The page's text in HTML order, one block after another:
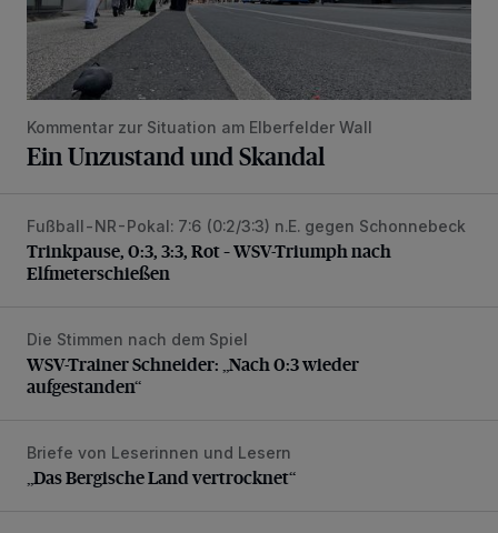
Kommentar zur Situation am Elberfelder Wall
Ein Unzustand und Skandal
Trinkpause, 0:3, 3:3, Rot – WSV-Triumph nach
Fußball-NR-Pokal: 7:6 (0:2/3:3) n.E. gegen Schonnebeck
Trinkpause, 0:3, 3:3, Rot – WSV-Triumph nach
Elfmeterschießen
WSV-Trainer Schneider: „Nach 0:3 wieder aufgestanden“
Die Stimmen nach dem Spiel
WSV-Trainer Schneider: „Nach 0:3 wieder
aufgestanden“
„Das Bergische Land vertrocknet“
Briefe von Leserinnen und Lesern
„Das Bergische Land vertrocknet“